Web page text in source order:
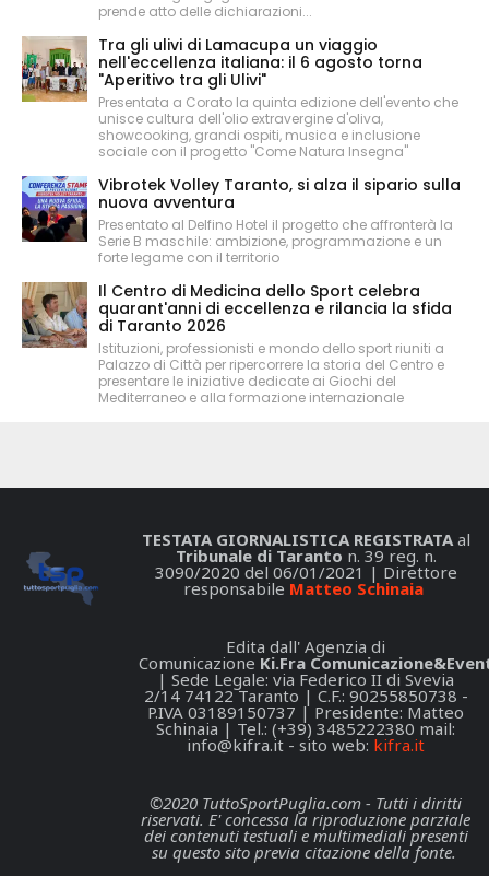
prende atto delle dichiarazioni...
Tra gli ulivi di Lamacupa un viaggio
nell'eccellenza italiana: il 6 agosto torna
"Aperitivo tra gli Ulivi"
Presentata a Corato la quinta edizione dell'evento che
unisce cultura dell'olio extravergine d'oliva,
showcooking, grandi ospiti, musica e inclusione
sociale con il progetto "Come Natura Insegna"
Vibrotek Volley Taranto, si alza il sipario sulla
nuova avventura
Presentato al Delfino Hotel il progetto che affronterà la
Serie B maschile: ambizione, programmazione e un
forte legame con il territorio
Il Centro di Medicina dello Sport celebra
quarant'anni di eccellenza e rilancia la sfida
di Taranto 2026
Istituzioni, professionisti e mondo dello sport riuniti a
Palazzo di Città per ripercorrere la storia del Centro e
presentare le iniziative dedicate ai Giochi del
Mediterraneo e alla formazione internazionale
TESTATA GIORNALISTICA REGISTRATAal
Tribunale di Taranto n. 39 reg. n.
3090/2020 del 06/01/2021 | Direttore
responsabile Matteo Schinaia
Edita dall' Agenzia di
Comunicazione Ki.Fra
| Sede Legale: via Federico II di Svevia
2/14 74122 Taranto | C.F.: 90255850738 -
P.IVA 03189150737 | Presidente: Matteo
Schinaia | Tel.: (+39) 3485222380 mail:
info@kifra.it - sito web: kifra.it
©2020 TuttoSportPuglia.com - Tutti i diritti
riservati. E' concessa la riproduzione parziale
dei contenuti testuali e multimediali presenti
su questo sito previa citazione della fonte.